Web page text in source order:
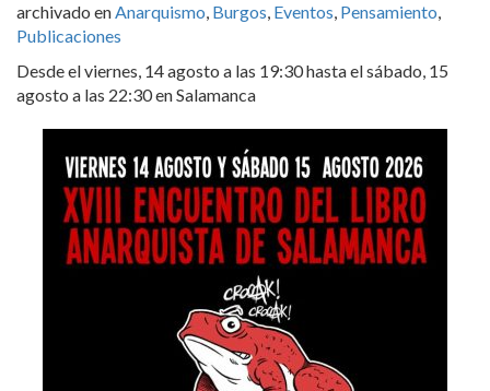
archivado enAnarquismo, Burgos, Eventos, Pensamiento,
Publicaciones
Desde el viernes, 14 agosto a las 19:30 hasta el sábado, 15
agosto a las 22:30 en Salamanca